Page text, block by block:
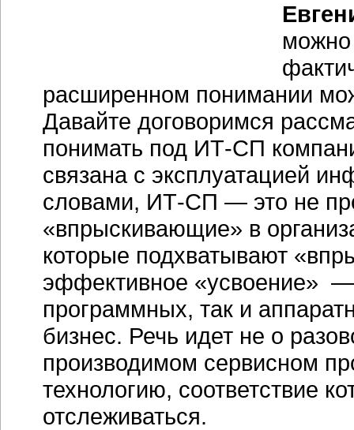
можно
расширенном понимании
Давайте договоримся
понимать под ИТ-СП
связана с эксплуатацией
словами, ИТ-СП — это не
«впрыскивающие» в
которые подхватывают
эффективное «усвоение»
программных, так и
бизнес. Речь идет не о
производимом сервисном
технологию, соответствие
отслеживаться.